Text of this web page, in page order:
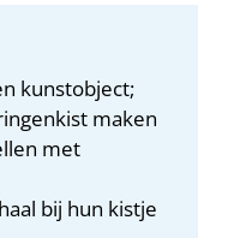
kunstobject;
maken
met
bij hun kistje